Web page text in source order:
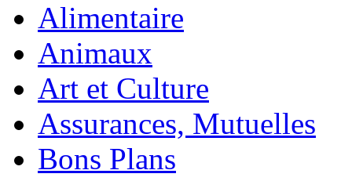
Alimentaire
Animaux
Art et Culture
Assurances, Mutuelles
Bons Plans